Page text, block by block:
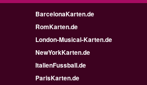
BarcelonaKarten.de
RomKarten.de
London-Musical-Karten.de
NewYorkKarten.de
ItalienFussball.de
ParisKarten.de